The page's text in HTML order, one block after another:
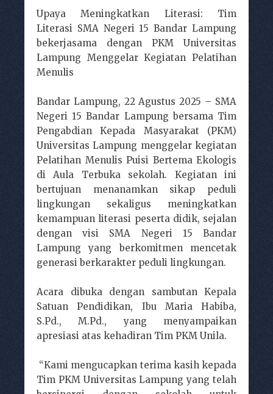
Upaya Meningkatkan Literasi: Tim
Literasi SMA Negeri 15 Bandar Lampung
bekerjasama dengan PKM Universitas
Lampung Menggelar Kegiatan Pelatihan
Menulis
Bandar Lampung, 22 Agustus 2025 – SMA
Negeri 15 Bandar Lampung bersama Tim
Pengabdian Kepada Masyarakat (PKM)
Universitas Lampung menggelar kegiatan
Pelatihan Menulis Puisi Bertema Ekologis
di Aula Terbuka sekolah. Kegiatan ini
bertujuan menanamkan sikap peduli
lingkungan sekaligus meningkatkan
kemampuan literasi peserta didik, sejalan
dengan visi SMA Negeri 15 Bandar
Lampung yang berkomitmen mencetak
generasi berkarakter peduli lingkungan.
Acara dibuka dengan sambutan Kepala
Satuan Pendidikan, Ibu Maria Habiba,
S.Pd., M.Pd., yang menyampaikan
apresiasi atas kehadiran Tim PKM Unila.
“Kami mengucapkan terima kasih kepada
Tim PKM Universitas Lampung yang telah